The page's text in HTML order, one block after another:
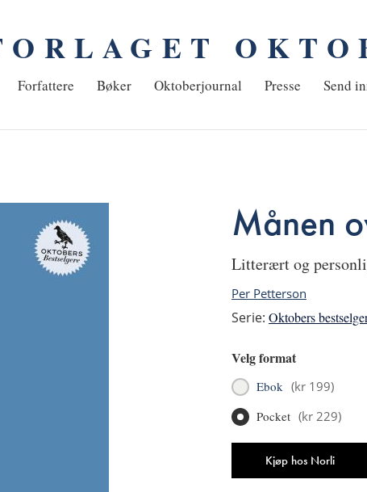
Hjem
Forfattere Bøker Oktoberjournal Presse Send
Månen
litterært og
Per Petterson
Serie: Oktobers
Velg format
Ebok (kr 199)
Pocket (kr 229)
Kjøp hos Norli